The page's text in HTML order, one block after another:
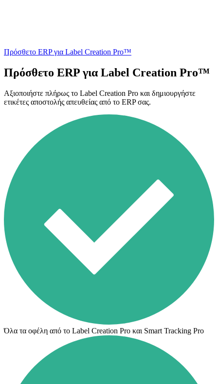
Πρόσθετο ERP για Label Creation Pro™
Πρόσθετο ERP για Label Creation Pro™
Αξιοποιήστε πλήρως το Label Creation Pro και δημιουργήστε
ετικέτες αποστολής απευθείας από το ERP σας.
Όλα τα οφέλη από το Label Creation Pro και Smart Tracking Pro